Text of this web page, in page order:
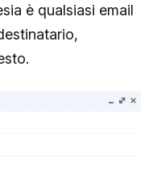
è qualsiasi email